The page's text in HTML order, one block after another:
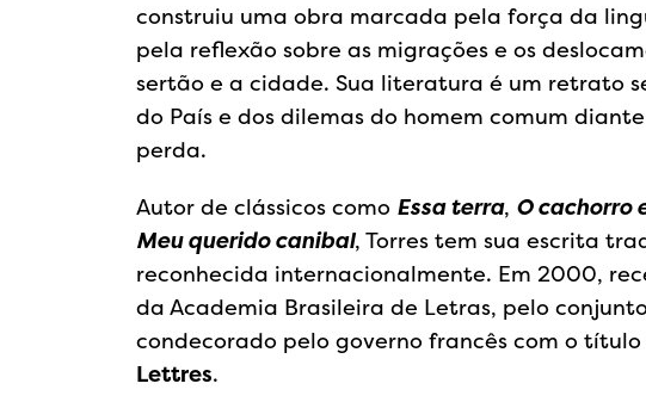
construiu uma obra marcada pela força da
pela reflexão sobre as migrações e os
sertão e a cidade. Sua literatura é um retrato
do País e dos dilemas do homem comum
perda.
Autor de clássicos como Essa terra, O cachorro
Meu querido canibal, Torres tem sua escrita
reconhecida internacionalmente. Em 2000,
da Academia Brasileira de Letras, pelo
condecorado pelo governo francês com o título
Lettres.